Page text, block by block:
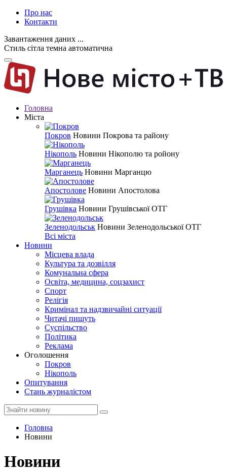
Про нас
Контакти
Завантаження даних ...
Стиль сітла темна автоматична
Головна
Міста
Покров Новини Покрова та району
Нікополь Новини Нікополю та ройону
Марганець Новини Марганцю
Апостолове Новини Апостолова
Грушівка Новини Грушівської ОТГ
Зеленодольськ Новини Зеленодольської ОТГ
Всі міста
Новини
Місцева влада
Культура та дозвілля
Комунальна сфера
Освіта, медицина, соцзахист
Спорт
Релігія
Кримінал та надзвичайні ситуації
Читачі пишуть
Суспільство
Політика
Реклама
Оголошення
Покров
Нікополь
Опитування
Стань журналістом
Головна
Новини
Новини